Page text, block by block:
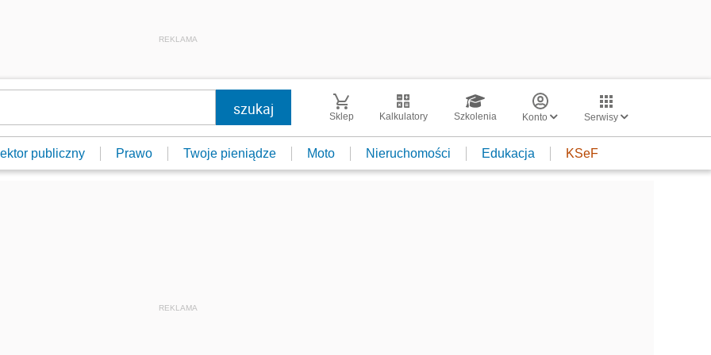
REKLAMA
Sklep Kalkulatory Szkolenia Konto Serwisy
publiczny Prawo Twoje pieniądze Moto Nieruchomości Edukacja KSeF